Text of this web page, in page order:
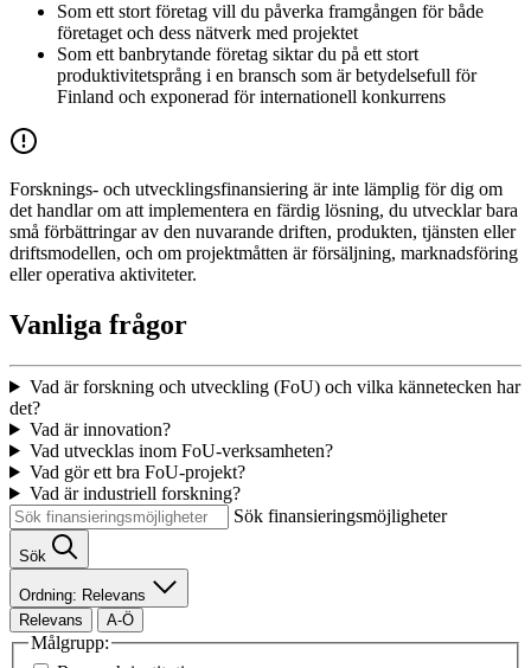
Som ett stort företag vill du påverka framgången för både
företaget och dess nätverk med projektet
Som ett banbrytande företag siktar du på ett stort
produktivitetsprång i en bransch som är betydelsefull för
Finland och exponerad för internationell konkurrens
Forsknings- och utvecklingsfinansiering är inte lämplig för dig om
det handlar om att implementera en färdig lösning, du utvecklar bara
små förbättringar av den nuvarande driften, produkten, tjänsten eller
driftsmodellen, och om projektmåtten är försäljning, marknadsföring
eller operativa aktiviteter.
Vanliga frågor
Vad är forskning och utveckling (FoU) och vilka kännetecken har
det?
Vad är innovation?
Vad utvecklas inom FoU-verksamheten?
Vad gör ett bra FoU-projekt?
Vad är industriell forskning?
Sök finansieringsmöjligheter
Sök
Ordning: Relevans
Relevans
A-Ö
Målgrupp: